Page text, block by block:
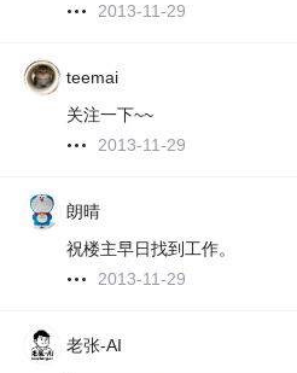
2013-11-29
teemai
关注一下~~
2013-11-29
朗晴
祝楼主早日找到工作。
2013-11-29
老张-AI